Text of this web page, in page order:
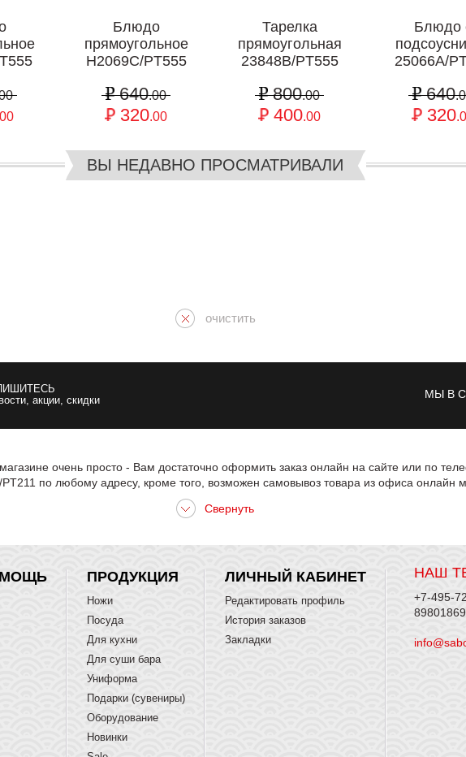
Блюдо
прямоугольное
H2069C/PT555
640.00
320.00
Тарелка
прямоугольная
23848В/PT555
800.00
400.00
Блюдо
25066A/
640
320
ВЫ НЕДАВНО ПРОСМАТРИВАЛИ
очистить
акции, скидки
МЫ В
очень просто - Вам достаточно оформить заказ онлайн на сайте или по
по любому адресу, кроме того, возможен самовывоз товара из офиса онлайн
НАШ
+7-495-
ПРОДУКЦИЯ
Ножи
Посуда
Для кухни
Для суши бара
Униформа
Подарки (сувениры)
Оборудование
Новинки
ЛИЧНЫЙ КАБИНЕТ
Редактировать профиль
История заказов
Закладки